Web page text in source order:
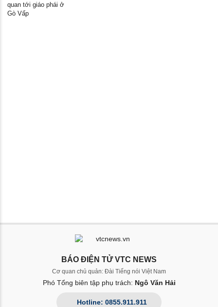
BÁO ĐIỆN TỬ VTC NEWS
Cơ quan chủ quản: Đài Tiếng nói Việt Nam
Phó Tổng biên tập phụ trách: Ngô Văn Hải
Hotline: 0855.911.911